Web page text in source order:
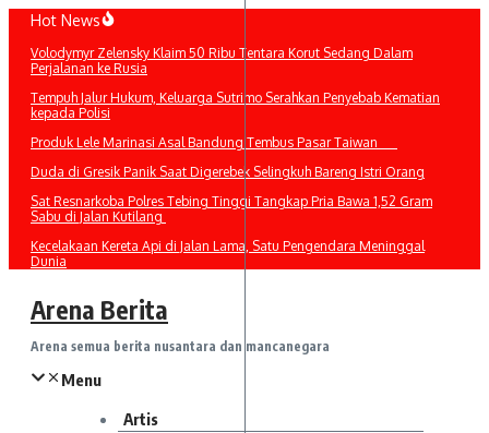
Lewati
konten
Hot News
Volodymyr Zelensky Klaim 50 Ribu Tentara Korut Sedang Dalam
Perjalanan ke Rusia
Tempuh Jalur Hukum, Keluarga Sutrimo Serahkan Penyebab Kematian
kepada Polisi
Produk Lele Marinasi Asal Bandung Tembus Pasar Taiwan
Duda di Gresik Panik Saat Digerebek Selingkuh Bareng Istri Orang
Sat Resnarkoba Polres Tebing Tinggi Tangkap Pria Bawa 1,52 Gram
Sabu di Jalan Kutilang
Kecelakaan Kereta Api di Jalan Lama, Satu Pengendara Meninggal
Dunia
Arena Berita
Arena semua berita nusantara dan mancanegara
Menu
Artis